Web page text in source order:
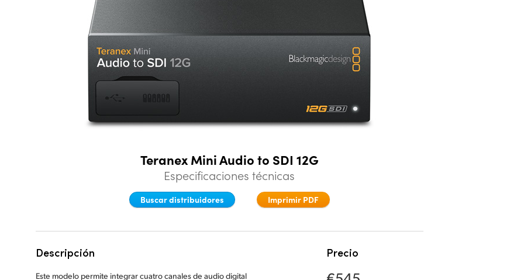
Teranex Mini Audio to SDI 12G
Especificaciones técnicas
Buscar distribuidores Imprimir PDF
Descripción
Este modelo permite integrar cuatro canales de audio digital
Precio